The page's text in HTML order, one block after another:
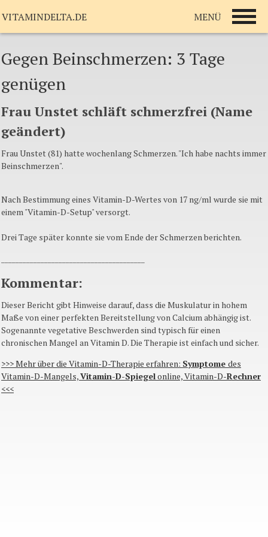
Gegen Beinschmerzen: 3 Tage
genügen
Frau Unstet schläft schmerzfrei (Name
geändert)
FrauUnstet(81) hatte wochenlangSchmerzen. "Ich habe nachts immer
Beinschmerzen".
NachBestimmungeines Vitamin-D-Wertes von 17 ng/ml wurde sie mit
einem"Vitamin-D-Setup"versorgt.
DreiTage später konnte sie vomEnde derSchmerzenberichten.
Kommentar:
DieserBerichtgibtHinweise darauf,dass die Muskulaturin hohem
Maße voneiner perfektenBereitstellungvon Calciumabhängigist.
Sogenannte vegetative Beschwerden sindtypischfüreinen
chronischenMangel an Vitamin D. Die Therapie isteinfachund sicher.
>>>Mehrüberdie Vitamin-D-Therapie erfahren: Symptome des
Vitamin-D-Mangels,Vitamin-D-Spiegelonline, Vitamin-D-Rechner
<<<
VITAMINDELTA.DE MENÜ